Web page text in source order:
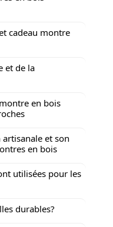
cadeau montre
et de la
en bois
et son
en bois
utilisées pour les
durables?